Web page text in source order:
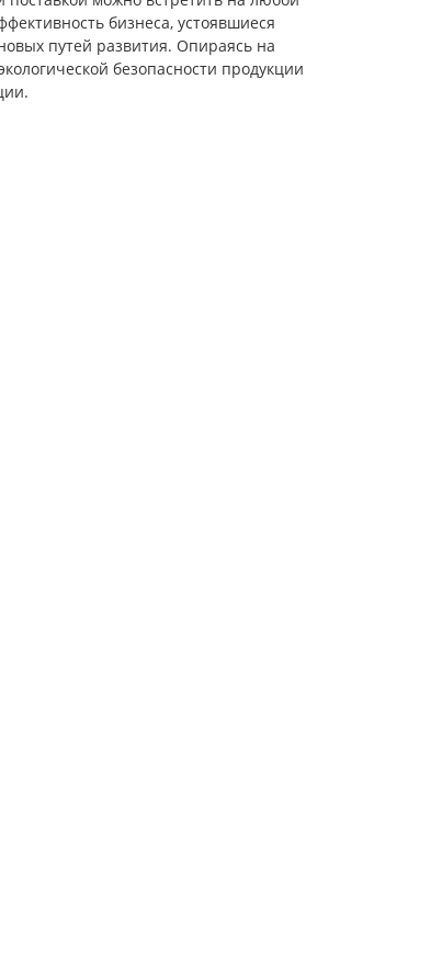
бизнеса, устоявшиеся
путей развития. Опираясь на
безопасности продукции